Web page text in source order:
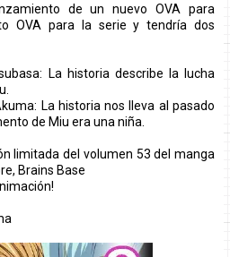
de un nuevo OVA para
OVA para la serie y tendría dos
La historia describe la lucha
La historia nos lleva al pasado
de Miu era una niña.
limitada del volumen 53 del manga
Brains Base